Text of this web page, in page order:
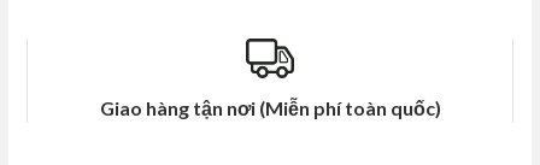
Giao hàng tận nơi (Miễn phí toàn quốc)